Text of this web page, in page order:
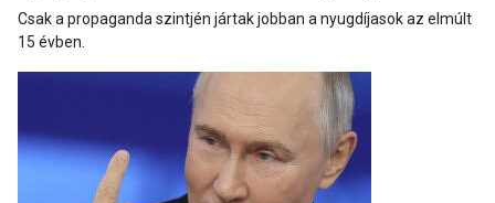
Csak a propaganda szintjén jártak jobban a nyugdíjasok az elmúlt
15 évben.